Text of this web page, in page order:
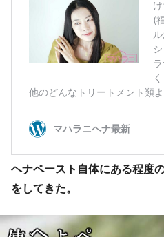
ヘナペースト自体にある程度
をしてきた。